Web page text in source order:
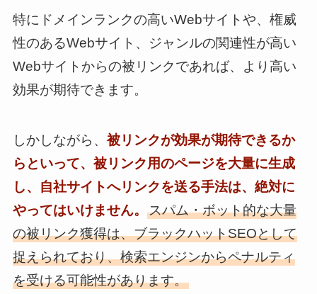
特にドメインランクの高いWebサイトや、権威
性のあるWebサイト、ジャンルの関連性が高い
Webサイトからの被リンクであれば、より高い
効果が期待できます。
しかしながら、被リンクが効果が期待できるか
らといって、被リンク用のページを大量に生成
し、自社サイトへリンクを送る手法は、絶対に
やってはいけません。 スパム・ボット的な大量
の被リンク獲得は、ブラックハットSEOとして
捉えられており、検索エンジンからペナルティ
を受ける可能性があります。